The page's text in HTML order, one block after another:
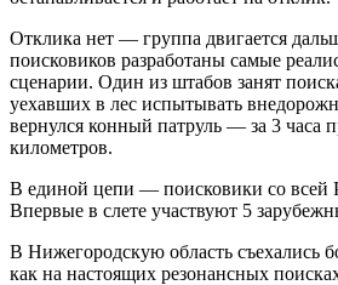
Отклика нет — группа двигается
поисковиков разработаны самые
сценарии. Один из штабов занят
уехавших в лес испытывать
вернулся конный патруль — за 3 часа
километров.
В единой цепи — поисковики со всей
Впервые в слете участвуют 5
В Нижегородскую область съехались
как на настоящих резонансных